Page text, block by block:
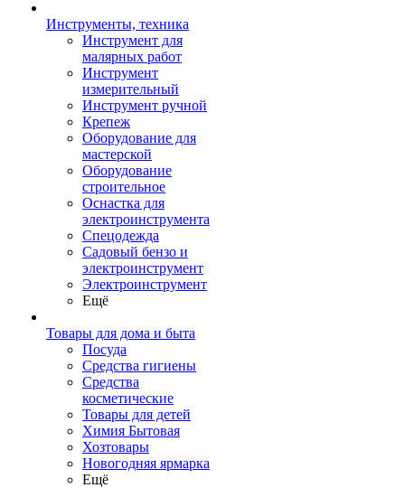
Инструменты, техника
Инструмент для
малярных работ
Инструмент
измерительный
Инструмент ручной
Крепеж
Оборудование для
мастерской
Оборудование
строительное
Оснастка для
электроинструмента
Спецодежда
Садовый бензо и
электроинструмент
Электроинструмент
Ещё
Товары для дома и быта
Посуда
Средства гигиены
Средства
косметические
Товары для детей
Химия Бытовая
Хозтовары
Новогодняя ярмарка
Ещё